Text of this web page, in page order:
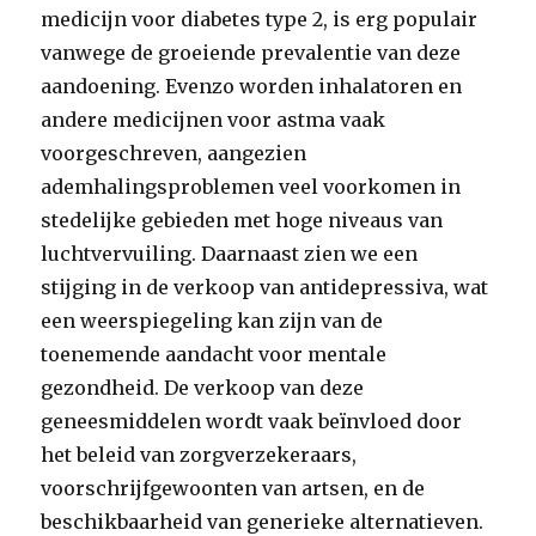
medicijn voor diabetes type 2, is erg populair
vanwege de groeiende prevalentie van deze
aandoening. Evenzo worden inhalatoren en
andere medicijnen voor astma vaak
voorgeschreven, aangezien
ademhalingsproblemen veel voorkomen in
stedelijke gebieden met hoge niveaus van
luchtvervuiling. Daarnaast zien we een
stijging in de verkoop van antidepressiva, wat
een weerspiegeling kan zijn van de
toenemende aandacht voor mentale
gezondheid. De verkoop van deze
geneesmiddelen wordt vaak beïnvloed door
het beleid van zorgverzekeraars,
voorschrijfgewoonten van artsen, en de
beschikbaarheid van generieke alternatieven.